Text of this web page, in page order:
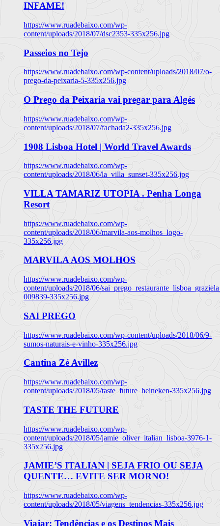
INFAME!
https://www.ruadebaixo.com/wp-
content/uploads/2018/07/dsc2353-335x256.jpg
Passeios no Tejo
https://www.ruadebaixo.com/wp-content/uploads/2018/07/o-
prego-da-peixaria-5-335x256.jpg
O Prego da Peixaria vai pregar para Algés
https://www.ruadebaixo.com/wp-
content/uploads/2018/07/fachada2-335x256.jpg
1908 Lisboa Hotel | World Travel Awards
https://www.ruadebaixo.com/wp-
content/uploads/2018/06/la_villa_sunset-335x256.jpg
VILLA TAMARIZ UTOPIA . Penha Longa
Resort
https://www.ruadebaixo.com/wp-
content/uploads/2018/06/marvila-aos-molhos_logo-
335x256.jpg
MARVILA AOS MOLHOS
https://www.ruadebaixo.com/wp-
content/uploads/2018/06/
009839-335x256.jpg
SAI PREGO
https://www.ruadebaixo.com/wp-content/uploads/2018/06/9-
sumos-naturais-e-vinho-335x256.jpg
Cantina Zé Avillez
https://www.ruadebaixo.com/wp-
content/uploads/2018/05/taste_future_heineken-335x256.jpg
TASTE THE FUTURE
https://www.ruadebaixo.com/wp-
content/uploads/2018/05/jamie_oliver_italian_lisboa-3976-1-
335x256.jpg
JAMIE’S ITALIAN | SEJA FRIO OU SEJA
QUENTE… EVITE SER MORNO!
https://www.ruadebaixo.com/wp-
content/uploads/2018/05/viagens_tendencias-335x256.jpg
Viajar: Tendências e os Destinos Mais